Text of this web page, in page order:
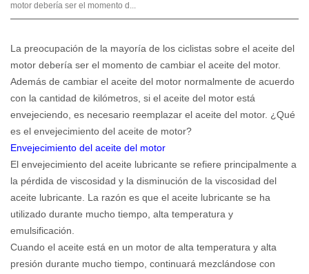
motor debería ser el momento d...
La preocupación de la mayoría de los ciclistas sobre el aceite del
motor debería ser el momento de cambiar el aceite del motor.
Además de cambiar el aceite del motor normalmente de acuerdo
con la cantidad de kilómetros, si el aceite del motor está
envejeciendo, es necesario reemplazar el aceite del motor. ¿Qué
es el envejecimiento del aceite de motor?
Envejecimiento del aceite del motor
El envejecimiento del aceite lubricante se refiere principalmente a
la pérdida de viscosidad y la disminución de la viscosidad del
aceite lubricante. La razón es que el aceite lubricante se ha
utilizado durante mucho tiempo, alta temperatura y
emulsificación.
Cuando el aceite está en un motor de alta temperatura y alta
presión durante mucho tiempo, continuará mezclándose con